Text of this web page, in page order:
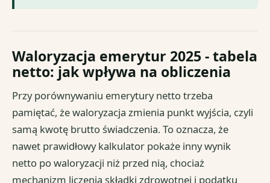
Waloryzacja emerytur 2025 - tabela
netto: jak wpływa na obliczenia
Przy porównywaniu emerytury netto trzeba
pamiętać, że waloryzacja zmienia punkt wyjścia, czyli
samą kwotę brutto świadczenia. To oznacza, że
nawet prawidłowy kalkulator pokaże inny wynik
netto po waloryzacji niż przed nią, chociaż
mechanizm liczenia składki zdrowotnej i podatku